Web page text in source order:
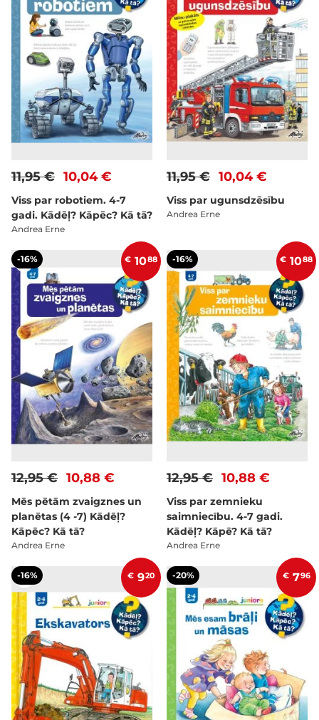
10,04 €
11,95 €
Viss par robotiem. 4-7
gadi. Kādēļ? Kāpēc? Kā tā?
Andrea Erne
10,04 €
11,95 €
Viss par ugunsdzēsību
Andrea Erne
-16% € 1088
10,88 €
12,95 €
Mēs pētām zvaigznes un
planētas (4 -7) Kādēļ?
Kāpēc? Kā tā?
Andrea Erne
-16% € 1088
10,88 €
12,95 €
Viss par zemnieku
saimniecību. 4-7 gadi.
Kādēļ? Kāpē? Kā tā?
Andrea Erne
-16% € 920 -20% € 796